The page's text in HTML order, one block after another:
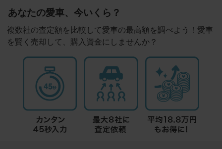
あなたの愛車、今いくら？
複数社の査定額を比較して愛車の最高額を調べよう！愛車
を賢く売却して、購入資金にしませんか？